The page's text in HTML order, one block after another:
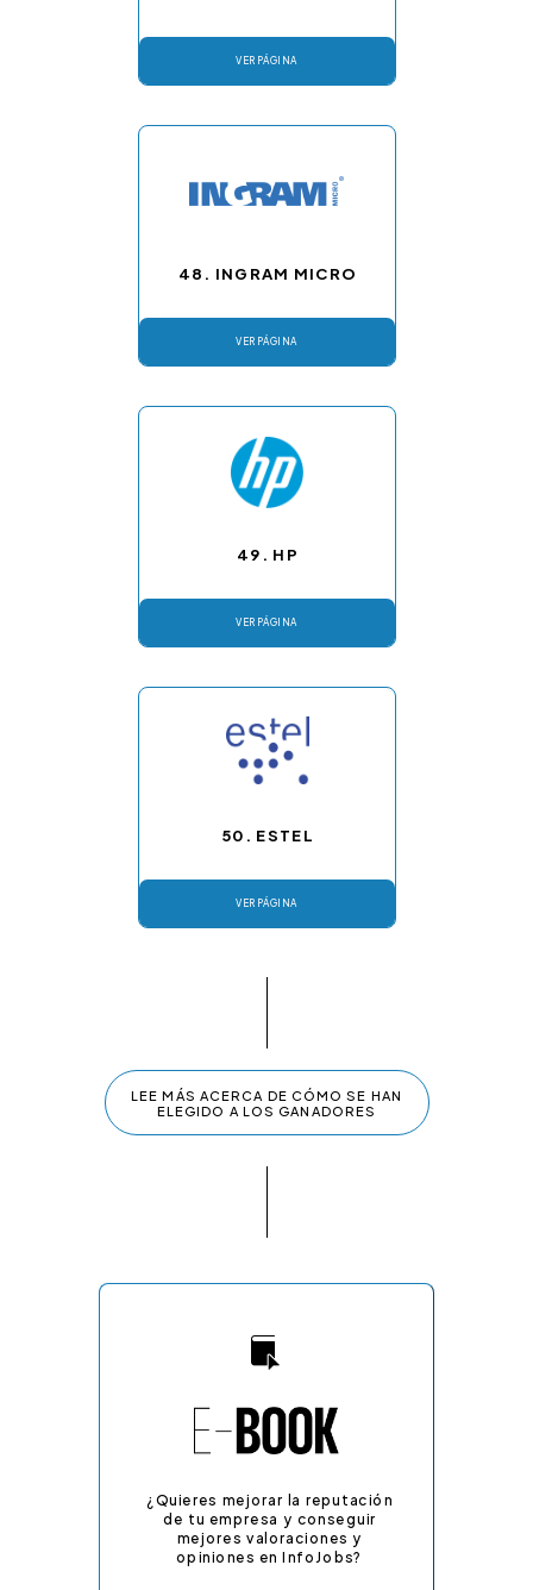
¿Quieres mejorar la reputación
de tu empresa y conseguir
mejores valoraciones y
opiniones en InfoJobs?
VER PÁGINA
VER PÁGINA
48. INGRAM MICRO
VER PÁGINA
49. HP
VER PÁGINA
50. ESTEL
LEE MÁS ACERCA DE CÓMO SE HAN
ELEGIDO A LOS GANADORES